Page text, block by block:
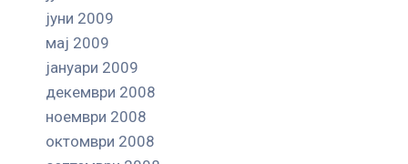
јуни 2009
мај 2009
јануари 2009
декември 2008
ноември 2008
октомври 2008